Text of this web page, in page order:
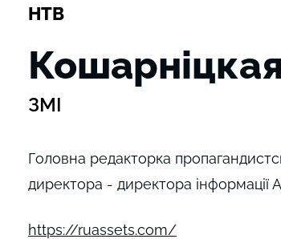
НТВ
ЗМІ
Головна редакторка
директора - директора інформації
https://ruassets.com/